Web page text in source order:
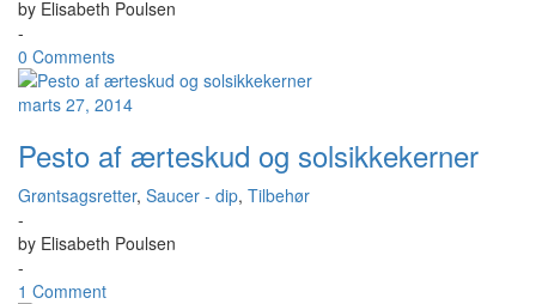
by Elisabeth Poulsen
-
0 Comments
marts 27, 2014
Pesto af ærteskud og solsikkekerner
Grøntsagsretter, Saucer - dip, Tilbehør
-
by Elisabeth Poulsen
-
1 Comment